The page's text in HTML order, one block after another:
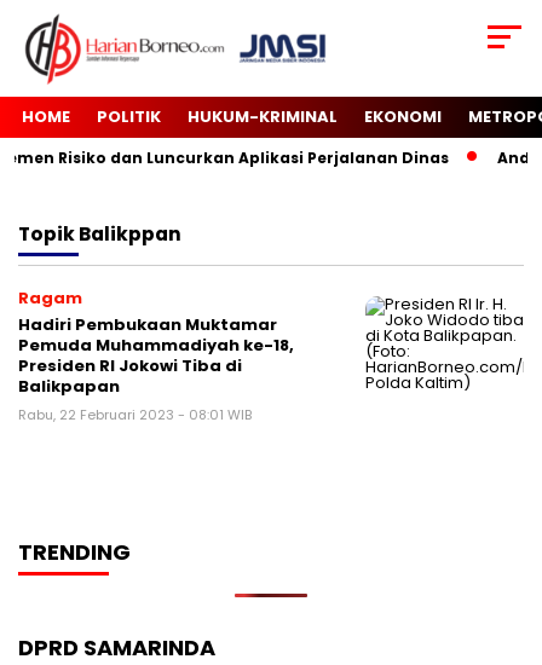
HOME POLITIK HUKUM-KRIMINAL EKONOMI
Risiko dan Luncurkan Aplikasi Perjalanan Dinas Andi
TopikBalikppan
Ragam
Hadiri Pembukaan Muktamar
Pemuda Muhammadiyah ke-18,
Presiden RI Jokowi Tiba di
Balikpapan
Rabu, 22 Februari 2023 - 08:01 WIB
TRENDING
DPRD SAMARINDA